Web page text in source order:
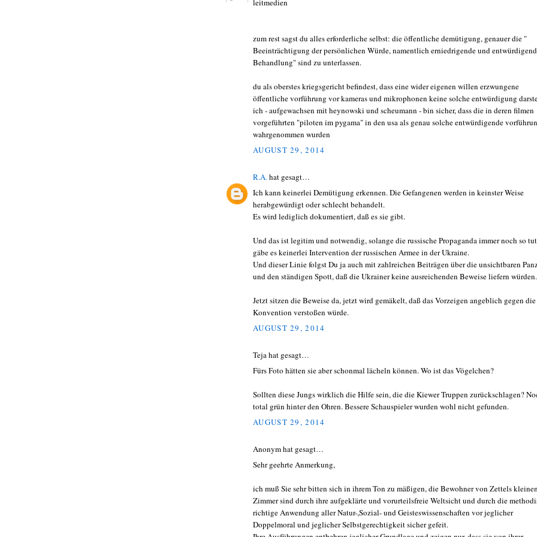
leitmedien
zum rest sagst du alles erforderliche selbst: die öffentliche demütigung, genauer die "
Beeinträchtigung der persönlichen Würde, namentlich erniedrigende und
Behandlung" sind zu unterlassen.
du als oberstes kriegsgericht befindest, dass eine wider eigenen willen erzwungene
öffentliche vorführung vor kameras und mikrophonen keine solche entwürdigung
ich - aufgewachsen mit heynowski und scheumann - bin sicher, dass die in deren filmen
vorgeführten "piloten im pygama" in den usa als genau solche entwürdigende
wahrgenommen wurden
AUGUST 29, 2014
R.A.hat gesagt…
Ich kann keinerlei Demütigung erkennen. Die Gefangenen werden in keinster Weise
herabgewürdigt oder schlecht behandelt.
Es wird lediglich dokumentiert, daß es sie gibt.
Und das ist legitim und notwendig, solange die russische Propaganda immer noch so
gäbe es keinerlei Intervention der russischen Armee in der Ukraine.
Und dieser Linie folgst Du ja auch mit zahlreichen Beiträgen über die unsichtbaren
und den ständigen Spott, daß die Ukrainer keine ausreichenden Beweise liefern würden.
Jetzt sitzen die Beweise da, jetzt wird gemäkelt, daß das Vorzeigen angeblich gegen die
Konvention verstoßen würde.
AUGUST 29, 2014
Teja hat gesagt…
Fürs Foto hätten sie aber schonmal lächeln können. Wo ist das Vögelchen?
Sollten diese Jungs wirklich die Hilfe sein, die die Kiewer Truppen zurückschlagen?
total grün hinter den Ohren. Bessere Schauspieler wurden wohl nicht gefunden.
AUGUST 29, 2014
Anonym hat gesagt…
Sehr geehrte Anmerkung,
ich muß Sie sehr bitten sich in ihrem Ton zu mäßigen, die Bewohner von Zettels
Zimmer sind durch ihre aufgeklärte und vorurteilsfreie Weltsicht und durch die
richtige Anwendung aller Natur-,Sozial- und Geisteswissenschaften vor jeglicher
Doppelmoral und jeglicher Selbstgerechtigkeit sicher gefeit.